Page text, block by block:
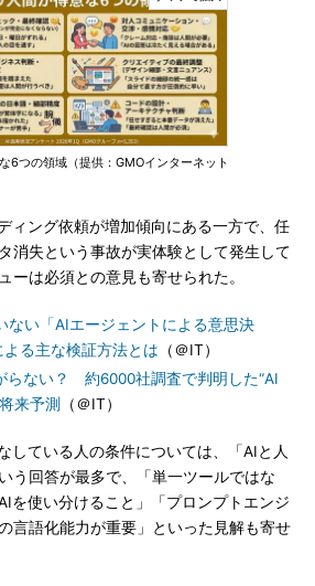
6つの領域（提供：GMOインターネット
ィング依頼が増加傾向にある一方で、任
消失という事故が実体験として発生して
ーは必須との意見も寄せられた。
ない「AIエージェントによる意思決
る主な検証方法とは （＠IT）
らない？ 約6000社調査で判明した“AI
来予測
（＠IT）
している人の条件については、「AIと人
う回答が最多で、「単一ツールではな
を使い分けること」「プロンプトエンジ
言語化能力が重要」といった見解も寄せ